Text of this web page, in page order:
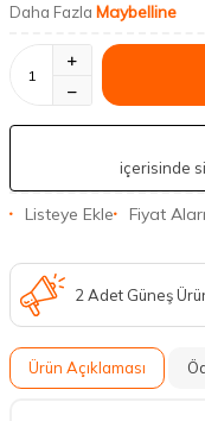
Daha Fazla Maybelline
içerisinde
Listeye Ekle Fiyat
2 Adet Güneş
Ürün Açıklaması